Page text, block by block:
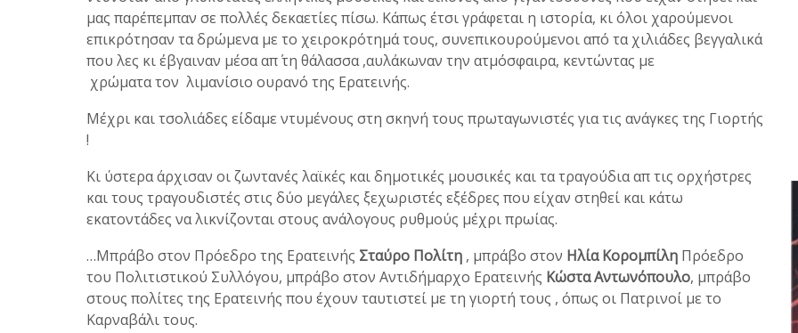
μας παρέπεμπαν σε πολλές δεκαετίες πίσω. Κάπως έτσι γράφεται η ιστορία, κι όλοι χαρούμενοι
επικρότησαν τα δρώμενα με το χειροκρότημά τους, συνεπικουρούμενοι από τα χιλιάδες βεγγαλικά
που λες κι έβγαιναν μέσα απ΄ τη θάλασσα ,αυλάκωναν την ατμόσφαιρα, κεντώντας με
χρώματα τον λιμανίσιο ουρανό της Ερατεινής.
Μέχρι και τσολιάδες είδαμε ντυμένους στη σκηνή τους πρωταγωνιστές για τις ανάγκες της Γιορτής
!
Κι ύστερα άρχισαν οι ζωντανές λαϊκές και δημοτικές μουσικές και τα τραγούδια απ τις ορχήστρες
και τους τραγουδιστές στις δύο μεγάλες ξεχωριστές εξέδρες που είχαν στηθεί και κάτω
εκατοντάδες να λικνίζονται στους ανάλογους ρυθμούς μέχρι πρωίας.
…Μπράβο στον Πρόεδρο της Ερατεινής Σταύρο Πολίτη , μπράβο στον Ηλία Κορομπίλη Πρόεδρο
του Πολιτιστικού Συλλόγου, μπράβο στον Αντιδήμαρχο Ερατεινής Κώστα Αντωνόπουλο, μπράβο
στους πολίτες της Ερατεινής που έχουν ταυτιστεί με τη γιορτή τους , όπως οι Πατρινοί με το
Καρναβάλι τους.